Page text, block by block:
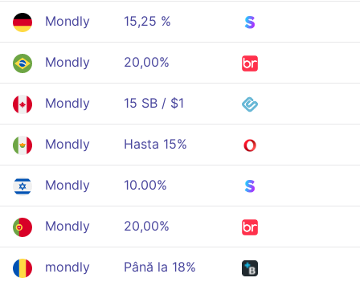
Mondly 15,25 %
Mondly 20,00%
Mondly 15 SB / $1
Mondly Hasta 15%
Mondly 10.00%
Mondly 20,00%
mondly Până la 18%